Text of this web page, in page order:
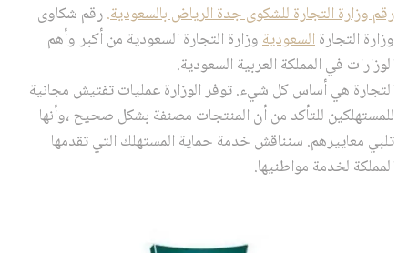
رقم وزارة التجارة للشكوى جدة الرياض بالسعودية.رقم شكاوى
وزارة التجارةالسعوديةوزارة التجارة السعودية من أكبر وأهم
الوزارات في المملكة العربية السعودية.
التجارة هي أساس كل شيء. توفر الوزارة عمليات تفتيش مجانية
للمستهلكين للتأكد من أن المنتجات مصنفة بشكل صحيح ،وأنها
تلبي معاييرهم. سنناقش خدمة حماية المستهلك التي تقدمها
المملكة لخدمة مواطنيها.